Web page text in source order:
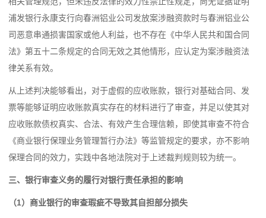
浦发银行永康支行向春洲铝业公司发放案涉融资款时与春洲铝业公
司恶意串通损害国家或他人利益，也不存在《中华人民共和国合同
法》 第五十二条规定的合同无效之其他情形，应认定为案涉融资法
律关系有效。
从上述判决能够看出，对于虚假的应收账款，银行对基础合同、发
票等能够证明应收账款真实存在的材料进行了审查，并足以使其对
应收账款债权真实、合法、有效产生合理信赖，即使其审查不符合
《商业银行保理业务管理暂行办法》等监管规定的要求，亦不影响
保理合同的效力，实践中各地法院对于上述裁判规则较为统一。
三、银行审查义务的履行对银行责任承担的影响
（1）商业银行的审查瑕疵不导致其自担部分损失